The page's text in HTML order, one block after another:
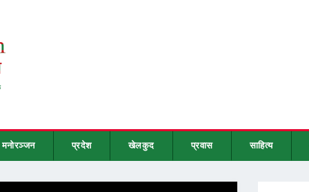
मनोरञ्जन प्रदेश खेलकुद प्रवास साहित्य